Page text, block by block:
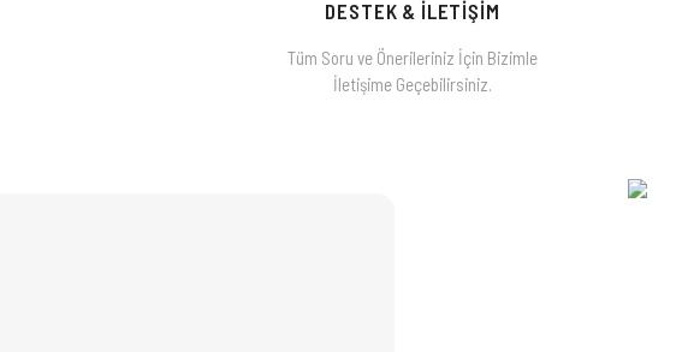
DESTEK & İLETİŞİM
Tüm Soru ve Önerileriniz İçin Bizimle
İletişime Geçebilirsiniz.